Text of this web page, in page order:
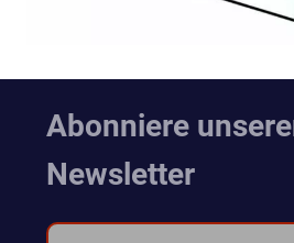
Abonniere
Newsletter